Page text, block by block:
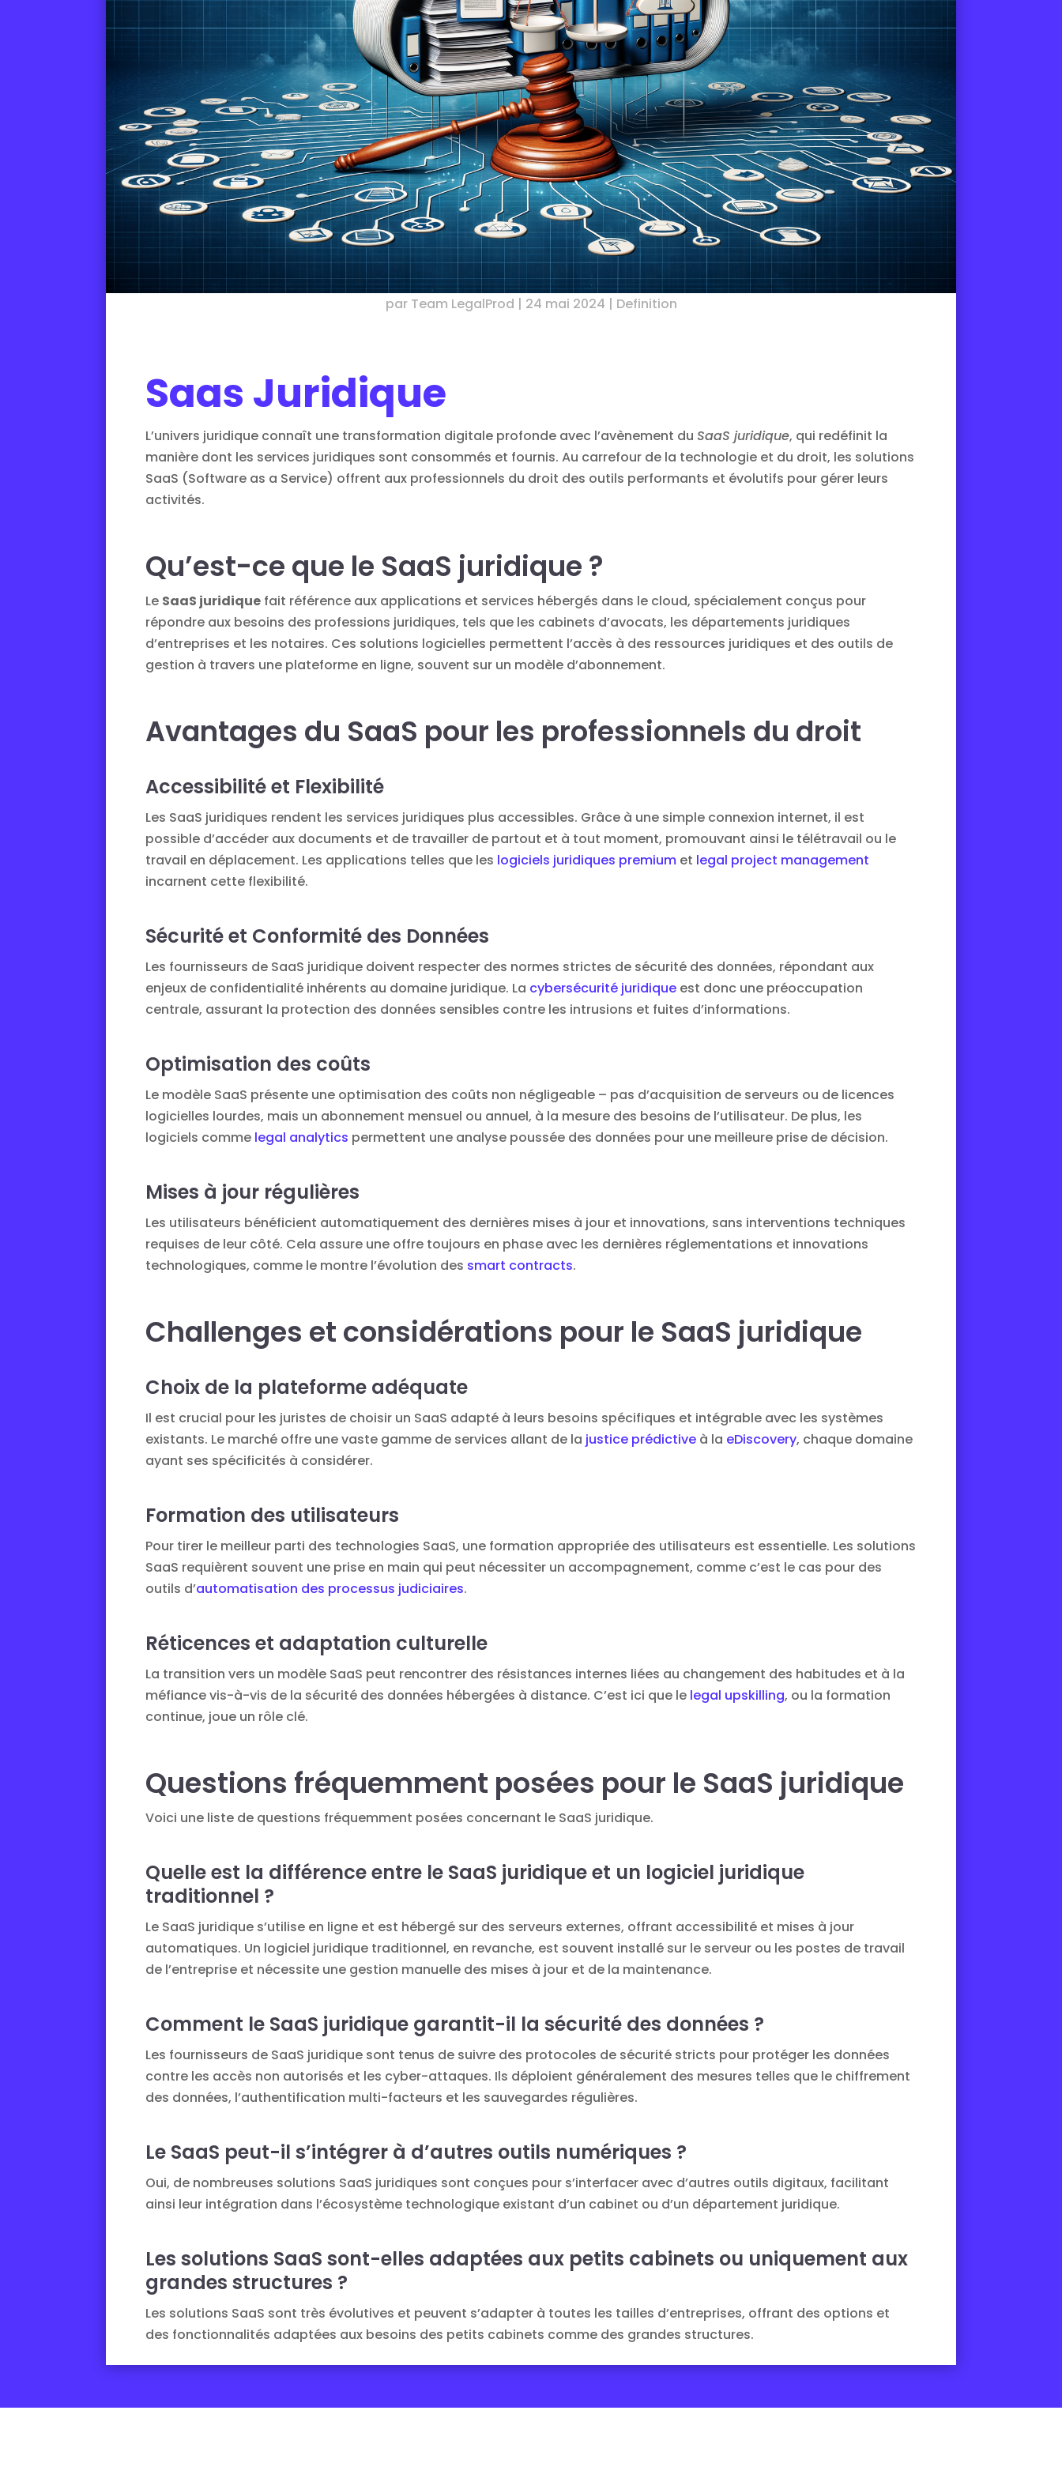
par Team LegalProd | 24 mai 2024 | Definition
Saas Juridique
L’univers juridique connaît une transformation digitale profonde avec l’avènement duSaaS juridique, qui redéfinit la
manière dont les services juridiques sont consommés et fournis. Au carrefour de la technologie et du droit, les solutions
SaaS (Software as a Service) offrent aux professionnels du droit des outils performants et évolutifs pour gérer leurs
activités.
Qu’est-ce que le SaaS juridique ?
Le SaaS juridique fait référence aux applications et services hébergés dans le cloud, spécialement conçus pour
répondre aux besoins des professions juridiques, tels que les cabinets d’avocats, les départements juridiques
d’entreprises et les notaires. Ces solutions logicielles permettent l’accès à des ressources juridiques et des outils de
gestion à travers une plateforme en ligne, souvent sur un modèle d’abonnement.
Avantages du SaaS pour les professionnels du droit
Accessibilité et Flexibilité
Les SaaS juridiques rendent les services juridiques plus accessibles. Grâce à une simple connexion internet, il est
possible d’accéder aux documents et de travailler de partout et à tout moment, promouvant ainsi le télétravail ou le
travail en déplacement. Les applications telles que les logiciels juridiques premium et legal project management
incarnent cette flexibilité.
Sécurité et Conformité des Données
Les fournisseurs de SaaS juridique doivent respecter des normes strictes de sécurité des données, répondant aux
enjeux de confidentialité inhérents au domaine juridique. La cybersécurité juridique est donc une préoccupation
centrale, assurant la protection des données sensibles contre les intrusions et fuites d’informations.
Optimisation des coûts
Le modèle SaaS présente une optimisation des coûts non négligeable – pas d’acquisition de serveurs ou de licences
logicielles lourdes, mais un abonnement mensuel ou annuel, à la mesure des besoins de l’utilisateur. De plus, les
logiciels comme legal analytics permettent une analyse poussée des données pour une meilleure prise de décision.
Mises à jour régulières
Les utilisateurs bénéficient automatiquement des dernières mises à jour et innovations, sans interventions techniques
requises de leur côté. Cela assure une offre toujours en phase avec les dernières réglementations et innovations
technologiques, comme le montre l’évolution des smart contracts.
Challenges et considérations pour le SaaS juridique
Choix de la plateforme adéquate
Il est crucial pour les juristes de choisir un SaaS adapté à leurs besoins spécifiques et intégrable avec les systèmes
existants. Le marché offre une vaste gamme de services allant de la justice prédictive à la eDiscovery, chaque domaine
ayant ses spécificités à considérer.
Formation des utilisateurs
Pour tirer le meilleur parti des technologies SaaS, une formation appropriée des utilisateurs est essentielle. Les solutions
SaaS requièrent souvent une prise en main qui peut nécessiter un accompagnement, comme c’est le cas pour des
outils d’automatisation des processus judiciaires.
Réticences et adaptation culturelle
La transition vers un modèle SaaS peut rencontrer des résistances internes liées au changement des habitudes et à la
méfiance vis-à-vis de la sécurité des données hébergées à distance. C’est ici que le legal upskilling, ou la formation
continue, joue un rôle clé.
Questions fréquemment posées pour le SaaS juridique
Voici une liste de questions fréquemment posées concernant le SaaS juridique.
Quelle est la différence entre le SaaS juridique et un logiciel juridique
traditionnel ?
Le SaaS juridique s’utilise en ligne et est hébergé sur des serveurs externes, offrant accessibilité et mises à jour
automatiques. Un logiciel juridique traditionnel, en revanche, est souvent installé sur le serveur ou les postes de travail
de l’entreprise et nécessite une gestion manuelle des mises à jour et de la maintenance.
Comment le SaaS juridique garantit-il la sécurité des données ?
Les fournisseurs de SaaS juridique sont tenus de suivre des protocoles de sécurité stricts pour protéger les données
contre les accès non autorisés et les cyber-attaques. Ils déploient généralement des mesures telles que le chiffrement
des données, l’authentification multi-facteurs et les sauvegardes régulières.
Le SaaS peut-il s’intégrer à d’autres outils numériques ?
Oui, de nombreuses solutions SaaS juridiques sont conçues pour s’interfacer avec d’autres outils digitaux, facilitant
ainsi leur intégration dans l’écosystème technologique existant d’un cabinet ou d’un département juridique.
Les solutions SaaS sont-elles adaptées aux petits cabinets ou uniquement aux
grandes structures ?
Les solutions SaaS sont très évolutives et peuvent s’adapter à toutes les tailles d’entreprises, offrant des options et
des fonctionnalités adaptées aux besoins des petits cabinets comme des grandes structures.